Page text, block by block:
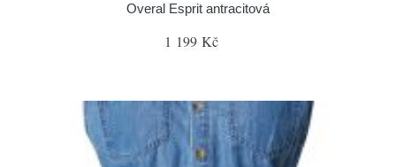
Overal Esprit antracitová
1 199 Kč